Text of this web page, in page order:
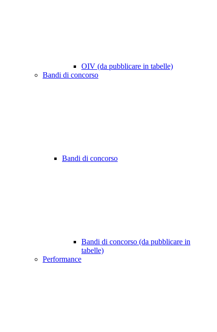
OIV (da pubblicare in tabelle)
Bandi di concorso
Bandi di concorso
Bandi di concorso (da pubblicare in
tabelle)
Performance